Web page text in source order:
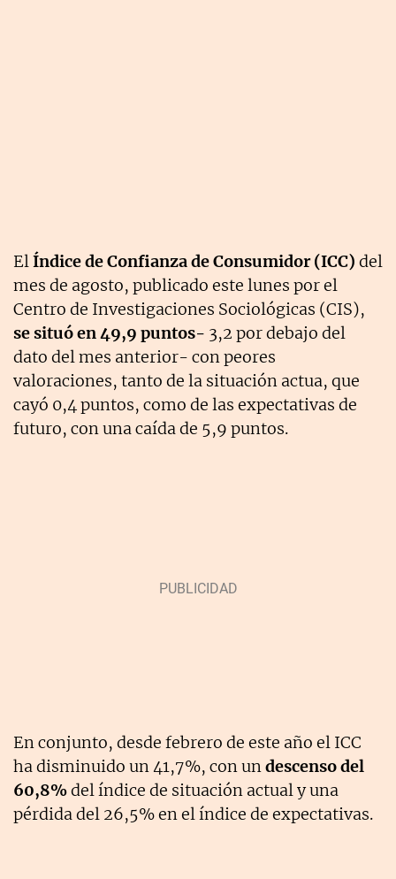
ElÍndice de Confianza de Consumidor (ICC) del
mes de agosto, publicado este lunes por el
Centro de Investigaciones Sociológicas (CIS),
se situó en 49,9 puntos- 3,2 por debajo del
dato del mes anterior- con peores
valoraciones, tanto de la situación actua, que
cayó 0,4 puntos, como de las expectativas de
futuro, con una caída de 5,9 puntos.
En conjunto, desde febrero de este año el ICC
ha disminuido un 41,7%, con undescenso del
60,8%del índice de situación actual y una
pérdida del 26,5% en el índice de expectativas.